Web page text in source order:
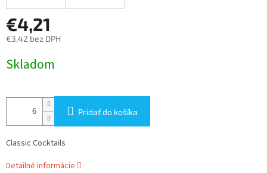
€4,21
€3,42 bez DPH
cena:
Skladom
Pridať do košíka
Classic Cocktails
Detailné informácie